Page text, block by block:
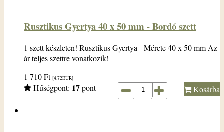
Rusztikus Gyertya 40 x 50 mm - Bordó szett
1 szett készleten! Rusztikus Gyertya Mérete 40 x 50 mm Az
ár teljes szettre vonatkozik!
1 710Ft [4.72EUR]
Hűségpont: 17pont Kosárba